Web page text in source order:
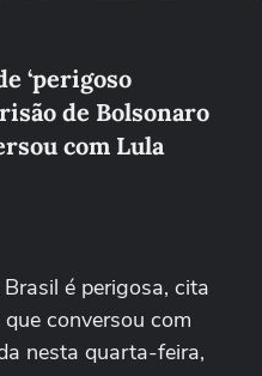
‘perigoso
de Bolsonaro
com Lula
é perigosa, cita
que conversou com
nesta quarta-feira,